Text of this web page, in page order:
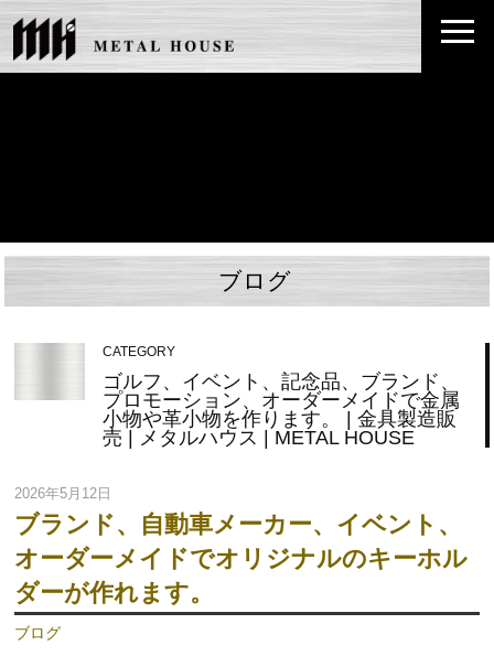
ブログ
CATEGORY
ゴルフ、イベント、記念品、ブランド、
プロモーション、オーダーメイドで金属
小物や革小物を作ります。 | 金具製造販
売 | メタルハウス | METAL HOUSE
2026年5月12日
ブランド、自動車メーカー、イベント、
オーダーメイドでオリジナルのキーホル
ダーが作れます。
ブログ